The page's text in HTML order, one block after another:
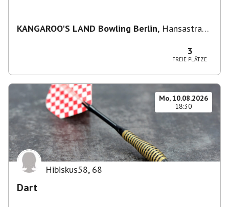
KANGAROO'S LAND Bowling Berlin, Hansastraße
3
FREIE PLÄTZE
Mo, 10.08.2026
18:30
Hibiskus58, 68
Dart